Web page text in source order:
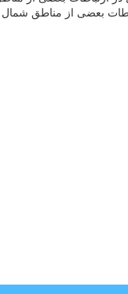
بعضی از مناطق